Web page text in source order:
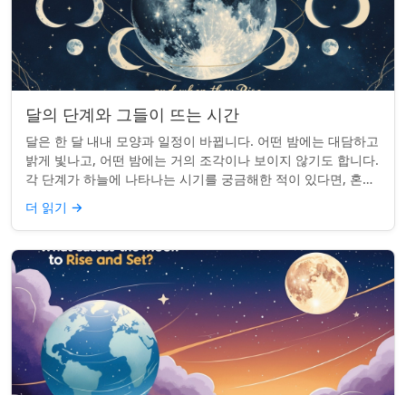
달의 단계와 그들이 뜨는 시간
달은 한 달 내내 모양과 일정이 바뀝니다. 어떤 밤에는 대담하고
밝게 빛나고, 어떤 밤에는 거의 조각이나 보이지 않기도 합니다.
각 단계가 하늘에 나타나는 시기를 궁금해한 적이 있다면, 혼자
가 아닙니다. 사실 그 타...
더 읽기 →